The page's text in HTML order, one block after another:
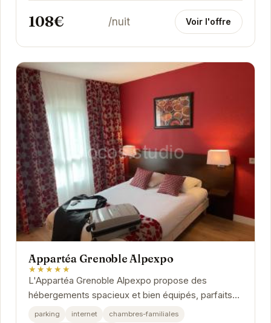
108€ /nuit Voir l'offre
Appartéa Grenoble Alpexpo
★★★★★
L'Appartéa Grenoble Alpexpo propose des
hébergements spacieux et bien équipés, parfaits
pour les séjours de courte ou longue durée.
parking internet chambres-familiales